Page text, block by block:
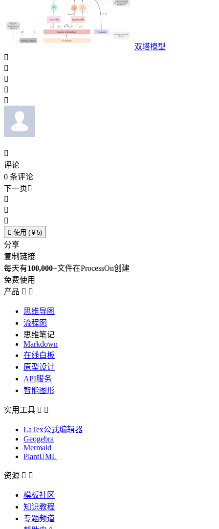
双塔模型






评论
0 条评论
下一页



 使用 (￥5)
分享
复制链接
每天有100,000+文件在ProcessOn创建
免费使用
产品  
思维导图
流程图
思维笔记
Markdown
在线白板
原型设计
API服务
智能图形
实用工具  
LaTex公式编辑器
Geogebra
Mermaid
PlantUML
资源  
模板社区
知识教程
专题频道